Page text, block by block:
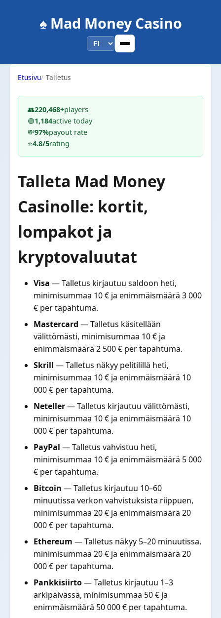
♠️ Mad Money Casino
Etusivu Talletus
👥220,468+players
🟢1,184active today
💸97%payout rate
⭐4.8/5rating
Talleta Mad Money
Casinolle: kortit,
lompakot ja
kryptovaluutat
Visa — Talletus kirjautuu saldoon heti,
minimisummaa 10 € ja enimmäismäärä 3 000
€ per tapahtuma.
Mastercard — Talletus käsitellään
välittömästi, minimisummaa 10 € ja
enimmäismäärä 2 500 € per tapahtuma.
Skrill — Talletus näkyy pelitilillä heti,
minimisummaa 10 € ja enimmäismäärä 10
000 € per tapahtuma.
Neteller— Talletus kirjautuu välittömästi,
minimisummaa 10 € ja enimmäismäärä 10
000 € per tapahtuma.
PayPal — Talletus vahvistuu heti,
minimisummaa 10 € ja enimmäismäärä 5 000
€ per tapahtuma.
Bitcoin — Talletus kirjautuu 10–60
minuutissa verkon vahvistuksista riippuen,
minimisummaa 20 € ja enimmäismäärä 20
000 € per tapahtuma.
Ethereum — Talletus näkyy 5–20 minuutissa,
minimisummaa 20 € ja enimmäismäärä 20
000 € per tapahtuma.
Pankkisiirto— Talletus kirjautuu 1–3
arkipäivässä, minimisummaa 50 € ja
enimmäismäärä 50 000 € per tapahtuma.